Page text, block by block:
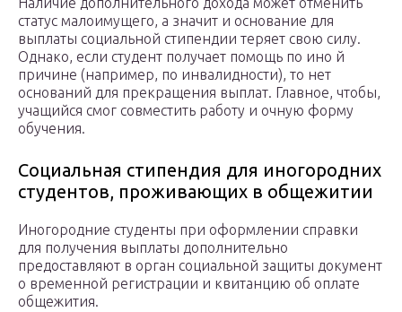
статус малоимущего, а значит и основание для
выплаты социальной стипендии теряет свою силу.
Однако, если студент получает помощь по ино й
причине (например, по инвалидности), то нет
оснований для прекращения выплат. Главное, чтобы,
учащийся смог совместить работу и очную форму
обучения.
Социальная стипендия для иногородних
студентов, проживающих в общежитии
Иногородние студенты при оформлении справки
для получения выплаты дополнительно
предоставляют в орган социальной защиты документ
о временной регистрации и квитанцию об оплате
общежития.